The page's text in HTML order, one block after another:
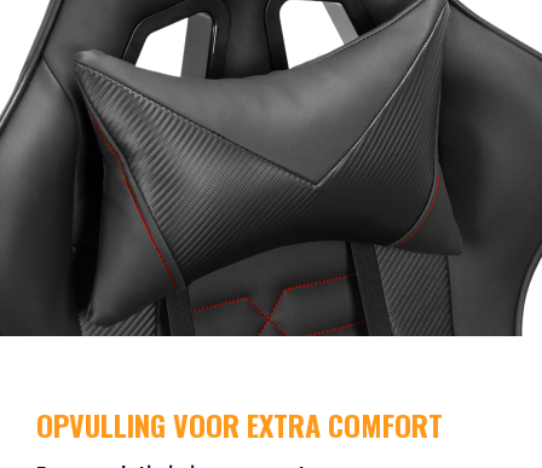
OPVULLING VOOR EXTRA COMFORT